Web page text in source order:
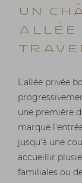
UN
ALLÉE
L’allée privée
une première
marque
jusqu’à une
accueillir
familiales ou